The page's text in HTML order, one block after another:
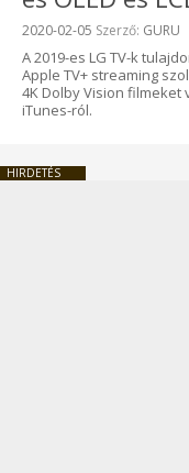
Beküldve:
2020-02-05 Szerző: GURU
A 2019-es LG TV-k
Apple TV+ streaming
4K Dolby Vision
iTunes-ról.
HIRDETÉS